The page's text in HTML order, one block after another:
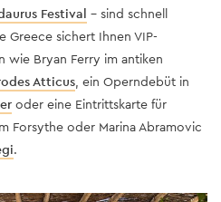
Festival – sind schnell
Greece sichert Ihnen VIP-
wie Bryan Ferry im antiken
Atticus , ein Operndebüt in
oder eine Eintrittskarte für
Forsythe oder Marina Abramovic
.